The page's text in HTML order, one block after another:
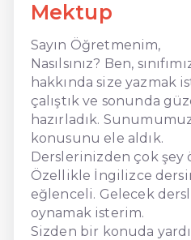
Mektup
Sayın Öğretmenim,
Nasılsınız? Ben,
hakkında size yazmak
çalıştık ve sonunda
hazırladık.
konusunu ele aldık.
Derslerinizden çok şey
Özellikle İngilizce
eğlenceli. Gelecek
oynamak isterim.
Sizden bir konuda